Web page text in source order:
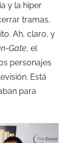
y la hiper
tramas,
Ah, claro, y
Gate, el
personajes
Está
para